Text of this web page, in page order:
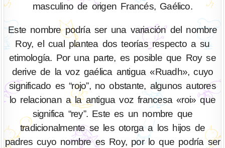
masculino de origen Francés, Gaélico.
Este nombre podría ser una variación del nombre
Roy, el cual plantea dos teorías respecto a su
etimología. Por una parte, es posible que Roy se
derive de la voz gaélica antigua «Ruadh», cuyo
significado es “rojo”, no obstante, algunos autores
lo relacionan a la antigua voz francesa «roi» que
significa “rey”. Este es un nombre que
tradicionalmente se les otorga a los hijos de
padres cuyo nombre es Roy, por lo que podría ser